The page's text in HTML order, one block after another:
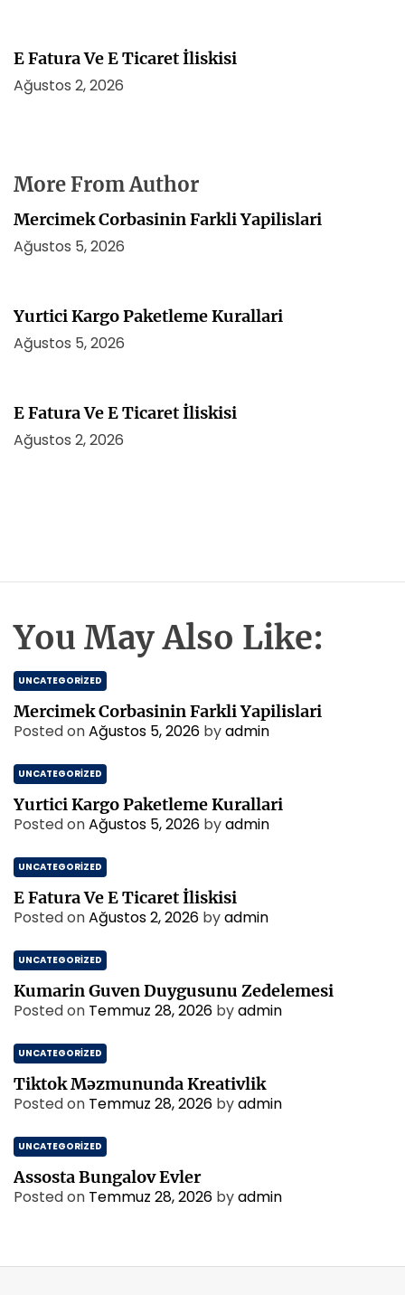
E Fatura Ve E Ticaret İliskisi
Ağustos 2, 2026
More From Author
Mercimek Corbasinin Farkli Yapilislari
Ağustos 5, 2026
Yurtici Kargo Paketleme Kurallari
Ağustos 5, 2026
E Fatura Ve E Ticaret İliskisi
Ağustos 2, 2026
You May Also Like:
UNCATEGORIZED
Mercimek Corbasinin Farkli Yapilislari
Posted onAğustos 5, 2026 byadmin
UNCATEGORIZED
Yurtici Kargo Paketleme Kurallari
Posted onAğustos 5, 2026 byadmin
UNCATEGORIZED
E Fatura Ve E Ticaret İliskisi
Posted onAğustos 2, 2026 byadmin
UNCATEGORIZED
Kumarin Guven Duygusunu Zedelemesi
Posted on Temmuz 28, 2026 byadmin
UNCATEGORIZED
Tiktok Məzmununda Kreativlik
Posted on Temmuz 28, 2026 byadmin
UNCATEGORIZED
Assosta Bungalov Evler
Posted on Temmuz 28, 2026 byadmin